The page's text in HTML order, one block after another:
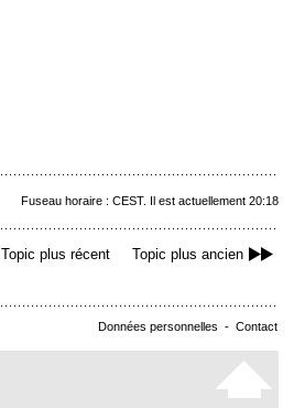
Fuseau horaire : CEST. Il est actuellement 20:18
Topic plus récent Topic plus ancien
Données personnelles - Contact